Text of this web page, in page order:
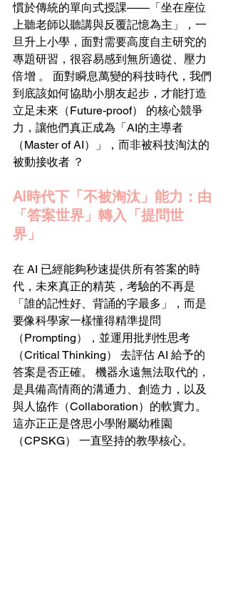
慣於傳統的單向式授課——「坐在座位
上聽老師以聽講與反覆記憶為主」，一
旦升上小學，面對需要高度自主研究的
專題研習，很容易感到無所適從、壓力
倍增 。 面對瞬息萬變的科技時代，我們
到底該如何協助小朋友起步，才能打造
立足未來（Future-proof） 的核心競爭
力，讓他們真正成為「AI的主導者
（Master of AI）」，而非被科技淘汰的
被動接收者 ？
AI時代下「不被淘汰」能力：由
「答案世界」轉入「提問世
界」
在 AI 已經能夠秒速提供所有答案的時
代，未來真正的精英，考驗的不再是
「誰的記性好、背誦的字最多」，而是
要像科學家一樣懂得精準提問
（Prompting），並運用批判性思考
（Critical Thinking） 去評估 AI 給予的
答案是否正確。 機器永遠無法取代的，
是具備高情商的溝通力、創造力，以及
與人協作（Collaboration）的軟實力。
這亦正正是啓思小學附屬幼稚園
（CPSKG） 一直堅持的教學核心。